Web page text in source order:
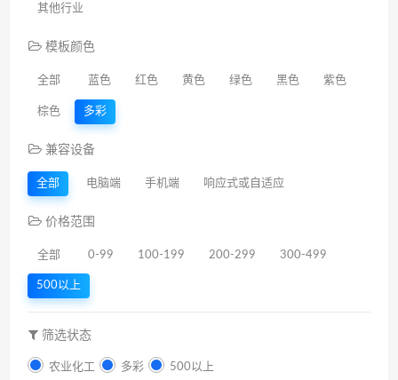
其他行业
模板颜色
全部 蓝色 红色 黄色 绿色 黑色 紫色
棕色 多彩
兼容设备
全部 电脑端 手机端 响应式或自适应
价格范围
全部 0-99 100-199 200-299 300-499
500以上
筛选状态
农业化工 多彩 500以上